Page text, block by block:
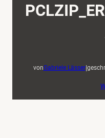
vonGabriele Lässer|